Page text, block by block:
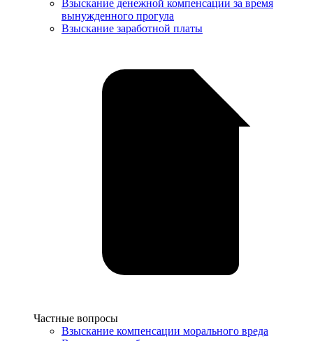
Взыскание денежной компенсации за время
вынужденного прогула
Взыскание заработной платы
Услуги
Частные вопросы
Взыскание компенсации морального вреда